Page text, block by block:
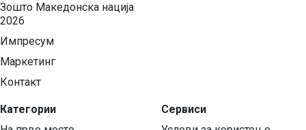
Зошто Македонска нација
2026
Импресум
Маркетинг
Контакт
Категории
Сервиси